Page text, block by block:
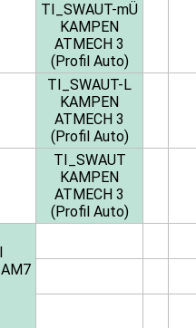
TI_SWAUT-mÜ
KAMPEN
ATMECH 3
(Profil Auto)
TI_SWAUT-L
KAMPEN
ATMECH 3
(Profil Auto)
TI_SWAUT
KAMPEN
ATMECH 3
(Profil Auto)
AM7